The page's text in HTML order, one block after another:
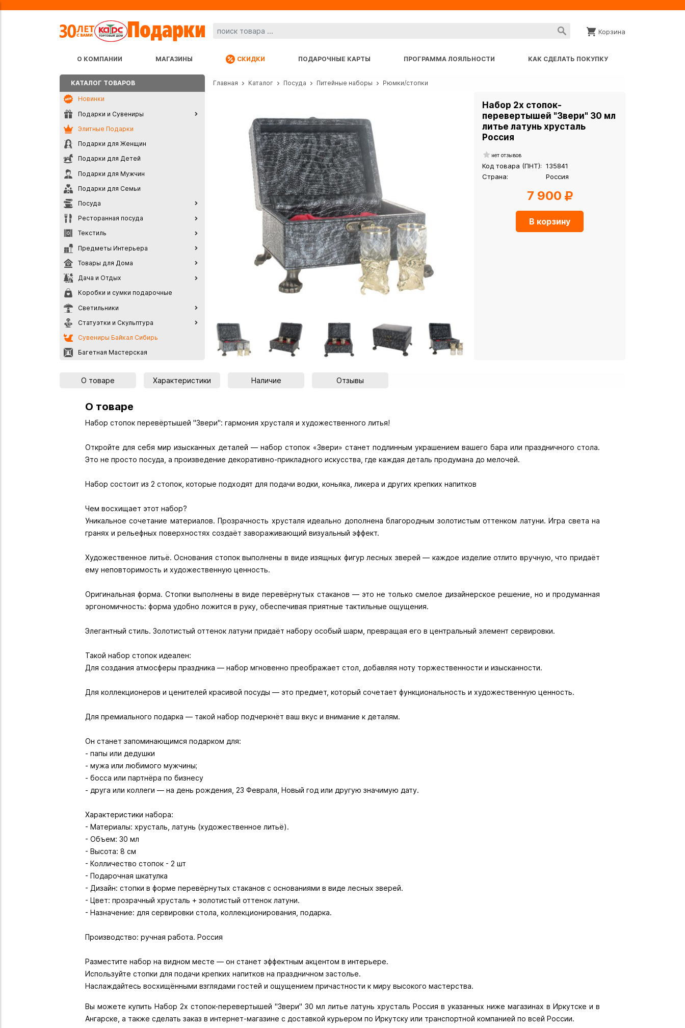
Корзина
О КОМПАНИИ МАГАЗИНЫ СКИДКИ ПОДАРОЧНЫЕ КАРТЫ ПРОГРАММА ЛОЯЛЬНОСТИ КАК СДЕЛАТЬ ПОКУПКУ
КАТАЛОГ ТОВАРОВ
Новинки
Подарки и Сувениры
Элитные Подарки
Подарки для Женщин
Подарки для Детей
Подарки для Мужчин
Подарки для Семьи
Посуда
Ресторанная посуда
Текстиль
Предметы Интерьера
Товары для Дома
Дача и Отдых
Коробки и сумки подарочные
Светильники
Статуэтки и Скульптура
Сувениры Байкал Сибирь
Багетная Мастерская
Главная Каталог Посуда Питейные наборы Рюмки/стопки
Набор 2х стопок-
перевертышей "Звери" 30 мл
литье латунь хрусталь
Россия
нет отзывов
Код товара (ПНТ): 135841
Страна:
Россия
7 900
В корзину
О товаре Характеристики Наличие Отзывы
О товаре
Набор стопок перевёртышей "Звери": гармония хрусталя и художественного литья!
Откройте для себя мир изысканных деталей — набор стопок «Звери» станет подлинным украшением вашего бара или праздничного стола.
Это не просто посуда, а произведение декоративно-прикладного искусства, где каждая деталь продумана до мелочей.
Набор состоит из 2 стопок, которые подходят для подачи водки, коньяка, ликера и других крепких напитков
Чем восхищает этот набор?
Уникальное сочетание материалов. Прозрачность хрусталя идеально дополнена благородным золотистым оттенком латуни. Игра света на
гранях и рельефных поверхностях создаёт завораживающий визуальный эффект.
Художественное литьё. Основания стопок выполнены в виде изящных фигур лесных зверей — каждое изделие отлито вручную, что придаёт
ему неповторимость и художественную ценность.
Оригинальная форма. Стопки выполнены в виде перевёрнутых стаканов — это не только смелое дизайнерское решение, но и продуманная
эргономичность: форма удобно ложится в руку, обеспечивая приятные тактильные ощущения.
Элегантный стиль. Золотистый оттенок латуни придаёт набору особый шарм, превращая его в центральный элемент сервировки.
Такой набор стопок идеален:
Для создания атмосферы праздника — набор мгновенно преображает стол, добавляя ноту торжественности и изысканности.
Для коллекционеров и ценителей красивой посуды — это предмет, который сочетает функциональность и художественную ценность.
Для премиального подарка — такой набор подчеркнёт ваш вкус и внимание к деталям.
Он станет запоминающимся подарком для:
- папы или дедушки
- мужа или любимого мужчины;
- босса или партнёра по бизнесу
- друга или коллеги — на день рождения, 23 Февраля, Новый год или другую значимую дату.
Характеристики набора:
- Материалы: хрусталь, латунь (художественное литьё).
- Объем: 30 мл
- Высота: 8 см
- Колличество стопок - 2 шт
- Подарочная шкатулка
- Дизайн: стопки в форме перевёрнутых стаканов с основаниями в виде лесных зверей.
- Цвет: прозрачный хрусталь + золотистый оттенок латуни.
- Назначение: для сервировки стола, коллекционирования, подарка.
Производство: ручная работа. Россия
Разместите набор на видном месте — он станет эффектным акцентом в интерьере.
Используйте стопки для подачи крепких напитков на праздничном застолье.
Вы можете купить Набор 2х стопок-перевертышей "Звери" 30 мл литье латунь хрусталь Россия в указанных ниже магазинах в Иркутске и в
Ангарске, а также сделать заказ в интернет-магазине с доставкой курьером по Иркутску или транспортной компанией по всей России.